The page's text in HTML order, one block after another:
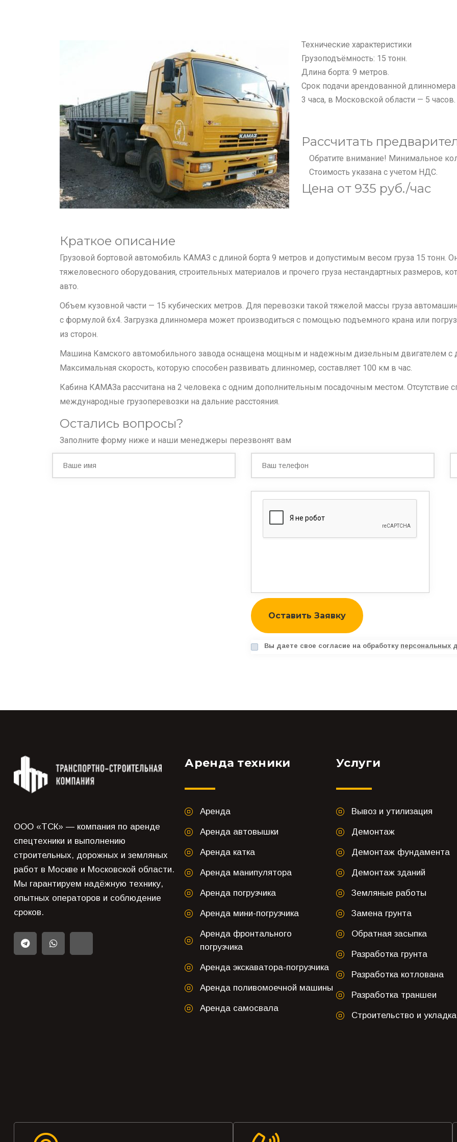
Технические характеристики
Грузоподъёмность: 15 тонн.
Длина борта: 9 метров.
Срок подачи арендованной
3 часа, в Московской области — 5 часов.
Рассчитать
Обратите внимание! Минимальное
Стоимость указана с учетом НДС.
Цена от 935 руб./час
Краткое описание
Грузовой бортовой автомобиль КАМАЗ с длиной борта 9 метров и допустимым весом груза 15 тонн.
тяжеловесного оборудования, строительных материалов и прочего груза нестандартных размеров,
авто.
Объем кузовной части — 15 кубических метров. Для перевозки такой тяжелой массы груза
с формулой 6х4. Загрузка длинномера может производиться с помощью подъемного крана или
из сторон.
Машина Камского автомобильного завода оснащена мощным и надежным дизельным двигателем с
Максимальная скорость, которую способен развивать длинномер, составляет 100 км в час.
Кабина КАМАЗа рассчитана на 2 человека с одним дополнительным посадочным местом. Отсутствие
международные грузоперевозки на дальние расстояния.
Остались вопросы?
Заполните форму ниже и наши менеджеры перезвонят вам
Вы даете свое согласие на обработку персональных
ООО «ТСК» — компания по аренде
спецтехники и выполнению
строительных, дорожных и земляных
работ в Москве и Московской области.
Мы гарантируем надёжную технику,
опытных операторов и соблюдение
сроков.
Аренда техники
Аренда
Аренда автовышки
Аренда катка
Аренда манипулятора
Аренда погрузчика
Аренда мини-погрузчика
Аренда фронтального
погрузчика
Аренда экскаватора-погрузчика
Аренда поливомоечной машины
Аренда самосвала
Услуги
Вывоз и утилизация
Демонтаж
Демонтаж фундамента
Демонтаж зданий
Земляные работы
Замена грунта
Обратная засыпка
Разработка грунта
Разработка котлована
Разработка траншеи
Строительство и